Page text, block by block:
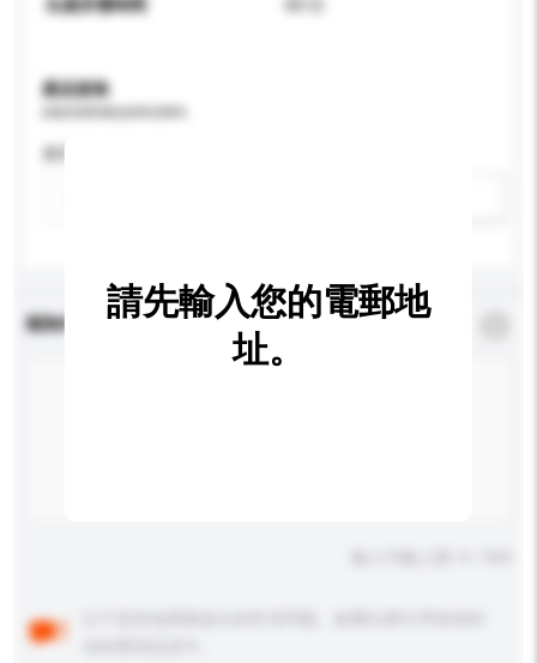
生產所需時間
60 日
產品規格
查詢內容 * 必須填寫
請先輸入您的電郵地
址。